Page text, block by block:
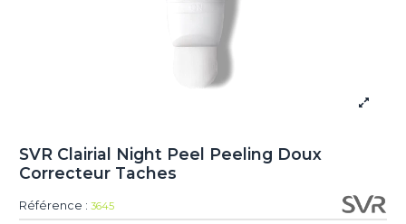
SVR Clairial Night Peel Peeling Doux
Correcteur Taches
Référence : 3645